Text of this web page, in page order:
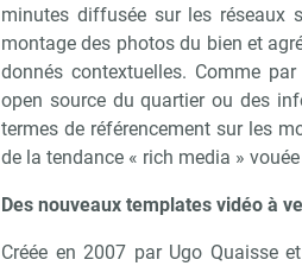
minutes diffusée sur les réseaux
montage des photos du bien et
donnés contextuelles. Comme
open source du quartier ou des
termes de référencement sur les
de la tendance « rich media »
Des nouveaux templates vidéo à
Créée en 2007 par Ugo Quaisse
Recevoir